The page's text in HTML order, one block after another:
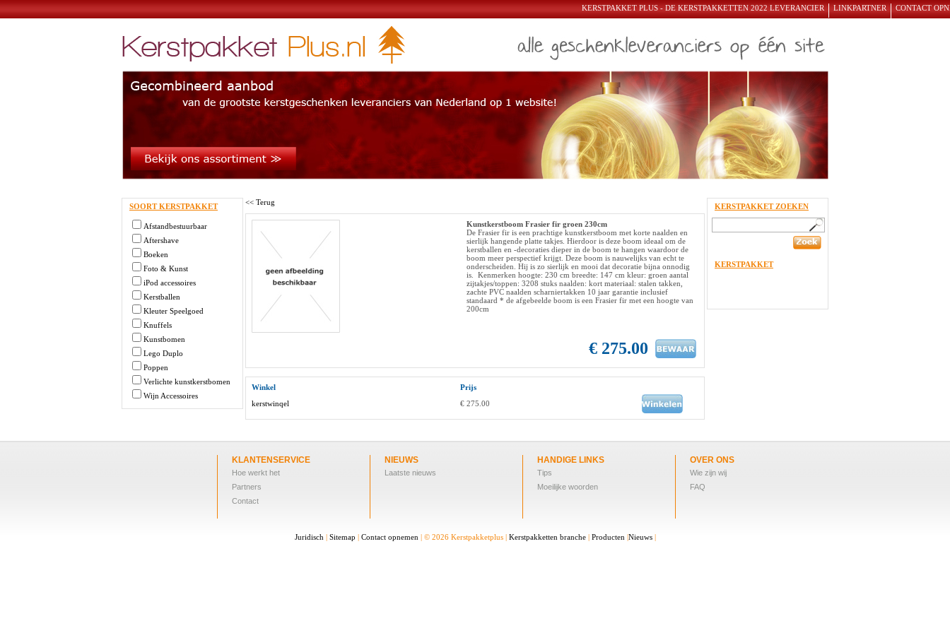
KERSTPAKKET PLUS - DE KERSTPAKKETTEN 2022 LEVERANCIER LINKPARTNER CONTACT
SOORT KERSTPAKKET
Afstandbestuurbaar
Aftershave
Boeken
Foto & Kunst
iPod accessoires
Kerstballen
Kleuter Speelgoed
Knuffels
Kunstbomen
Lego Duplo
Poppen
Verlichte kunstkerstbomen
Wijn Accessoires
<< Terug
Kunstkerstboom Frasier fir groen 230cm
De Frasier fir is een prachtige kunstkerstboom met korte naalden en
sierlijk hangende platte takjes. Hierdoor is deze boom ideaal om de
kerstballen en -decoraties dieper in de boom te hangen waardoor de
boom meer perspectief krijgt. Deze boom is nauwelijks van echt te
onderscheiden. Hij is zo sierlijk en mooi dat decoratie bijna onnodig
is. Kenmerken hoogte: 230 cm breedte: 147 cm kleur: groen aantal
zijtakjes/toppen: 3208 stuks naalden: kort materiaal: stalen takken,
zachte PVC naalden scharniertakken 10 jaar garantie inclusief
standaard * de afgebeelde boom is een Frasier fir met een hoogte van
200cm
€ 275.00
Winkel
Prijs
kerstwinqel
€ 275.00
KERSTPAKKET ZOEKEN
KERSTPAKKET
KLANTENSERVICE
Hoe werkt het
Partners
Contact
NIEUWS
Laatste nieuws
HANDIGE LINKS
Tips
Moeilijke woorden
OVER ONS
Wie zijn wij
FAQ
Juridisch | Sitemap | Contact opnemen | © 2026 Kerstpakketplus | Kerstpakketten branche| Producten |Nieuws|